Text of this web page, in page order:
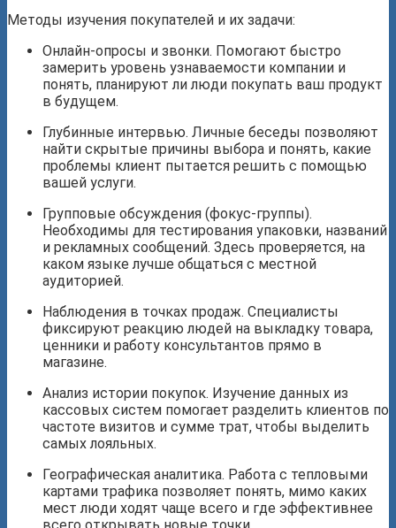
Методы изучения покупателей и их задачи:
Онлайн-опросы и звонки. Помогают быстро
замерить уровень узнаваемости компании и
понять, планируют ли люди покупать ваш продукт
в будущем.
Глубинные интервью. Личные беседы позволяют
найти скрытые причины выбора и понять, какие
проблемы клиент пытается решить с помощью
вашей услуги.
Групповые обсуждения (фокус-группы).
Необходимы для тестирования упаковки, названий
и рекламных сообщений. Здесь проверяется, на
каком языке лучше общаться с местной
аудиторией.
Наблюдения в точках продаж. Специалисты
фиксируют реакцию людей на выкладку товара,
ценники и работу консультантов прямо в
магазине.
Анализ истории покупок. Изучение данных из
кассовых систем помогает разделить клиентов по
частоте визитов и сумме трат, чтобы выделить
самых лояльных.
Географическая аналитика. Работа с тепловыми
картами трафика позволяет понять, мимо каких
мест люди ходят чаще всего и где эффективнее